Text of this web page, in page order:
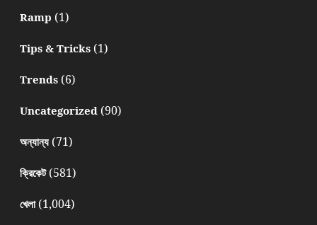
Ramp (1)
Tips & Tricks(1)
Trends(6)
Uncategorized(90)
অন্যান্য(71)
ক্রিকেট(581)
খেলা(1,004)